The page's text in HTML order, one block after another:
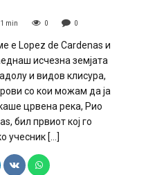
1 min 0 0
е Lopez de Cardenas и
исчезна земјата
и видов клисура,
со кои можам да ја
црвена река, Рио
бил првиот кој го
учесник […]